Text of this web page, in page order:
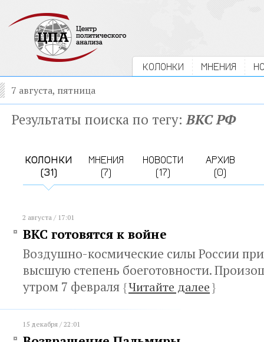
КОЛОНКИ МНЕНИЯ
7 августа, пятница
Результаты поиска по тегу:ВКС РФ
КОЛОНКИ
(31)
МНЕНИЯ
(7)
НОВОСТИ
(17)
АРХИВ
(0)
2 августа / 17:01
ВКС готовятся к войне
Воздушно-космические силы России
высшую степень боеготовности.
утром 7 февраля {Читайте далее}
15 декабря / 22:01